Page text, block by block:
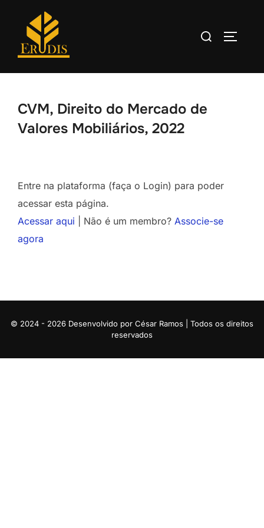
CVM, Direito do Mercado de
Valores Mobiliários, 2022
Entre na plataforma (faça o Login) para poder
acessar esta página.
Acessar aqui | Não é um membro? Associe-se
agora